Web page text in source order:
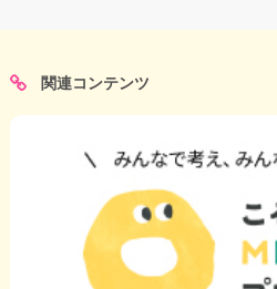
関連コンテンツ